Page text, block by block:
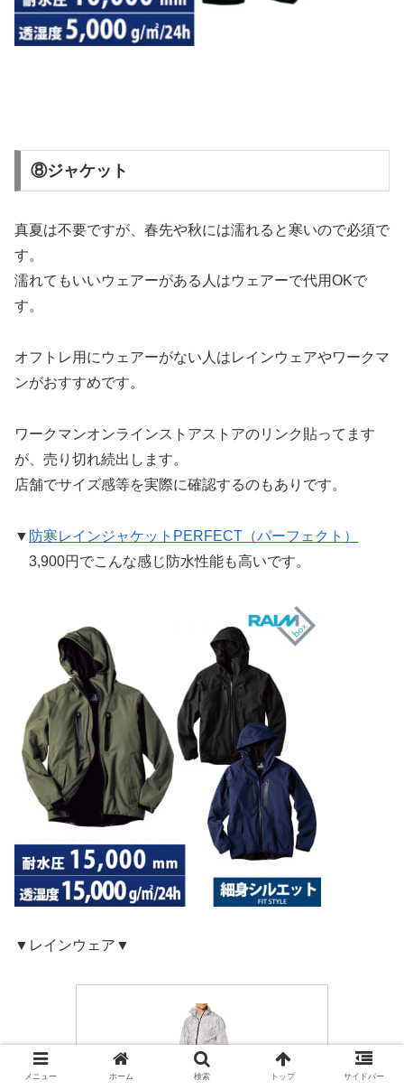
⑧ジャケット
真夏は不要ですが、春先や秋には濡れると寒いので必須で
す。
濡れてもいいウェアーがある人はウェアーで代用OKで
す。
オフトレ用にウェアーがない人はレインウェアやワークマ
ンがおすすめです。
ワークマンオンラインストアストアのリンク貼ってます
が、売り切れ続出します。
店舗でサイズ感等を実際に確認するのもありです。
▼ 防寒レインジャケットPERFECT（パーフェクト）
3,900円でこんな感じ防水性能も高いです。
▼レインウェア▼
メニュー ホーム 検索 トップ サイドバー